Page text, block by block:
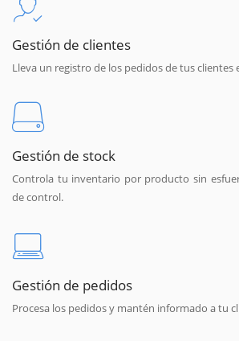
Gestión de clientes
Lleva un registro de los pedidos de tus clientes
Gestión de stock
Controla tu inventario por producto sin
de control.
Gestión de pedidos
Procesa los pedidos y mantén informado a tu